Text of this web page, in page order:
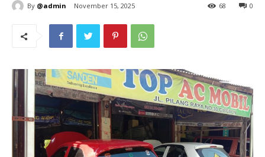
By @admin November 15, 2025 0
68